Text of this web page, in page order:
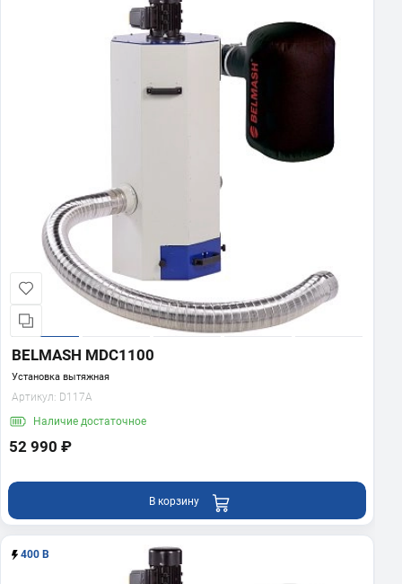
BELMASH MDC1100
Установка вытяжная
Артикул: D117A
Наличие достаточное
52 990 ₽
В корзину
400 В